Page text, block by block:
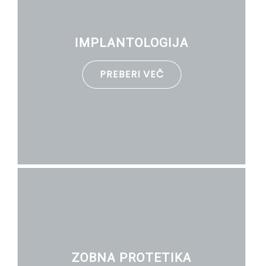
IMPLANTOLOGIJA
PREBERI VEČ
ZOBNA PROTETIKA